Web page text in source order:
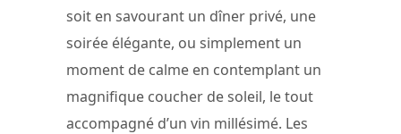
soit en savourant un dîner privé, une
soirée élégante, ou simplement un
moment de calme en contemplant un
magnifique coucher de soleil, le tout
accompagné d’un vin millésimé. Les